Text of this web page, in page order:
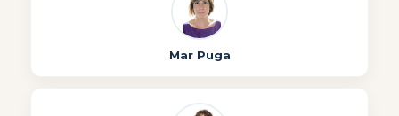
Mar Puga